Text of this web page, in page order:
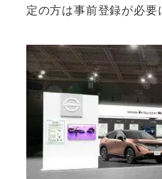
定の方は事前登録が必要